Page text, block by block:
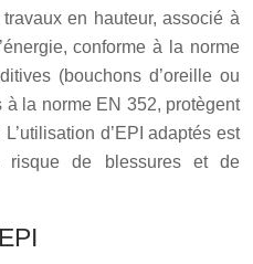
en hauteur, associé à
conforme à la norme
(bouchons d’oreille ou
la norme EN 352, protègent
d’EPI adaptés est
risque de blessures et de